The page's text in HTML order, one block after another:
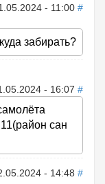
- 11:00 #
забирать?
- 16:07 #
сан
- 14:48 #